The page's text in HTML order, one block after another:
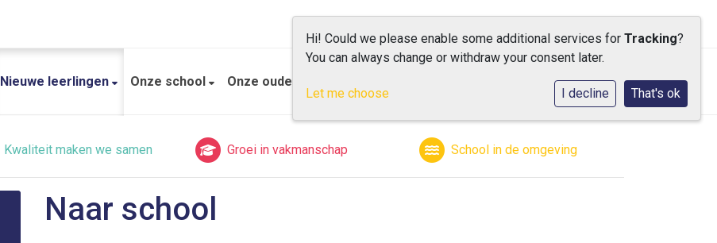
Nieuwe leerlingen Onze school Onze ouders
Kwaliteit maken we samen Groei in vakmanschap School in de omgeving
Naar school
Hi! Could we please enable some additional services for Tracking?
You can always change or withdraw your consent later.
Let me choose I decline That's ok